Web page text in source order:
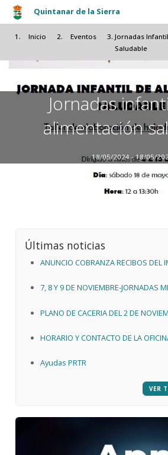
Pasar al contenido
Quintanar de la Sierra
Inicio Eventos
Jornadas
Saludable
Jornadas
alimentación
18/05/2024 - 18/05/
Últimas noticias
ANUNCIO COBRANZA RECIBOS DEL
7, 8 Y 9 DE NOVIEMBRE-JORNADAS
PLANO DE CACERIA DEL 2 DE
HORARIO Y CONTACTO DE LA
Ayudas PRTR
VER